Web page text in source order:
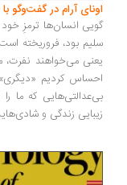
آرام در گفت‌وگو با
انسان‌ها ترمزِ خود را از
بود، فروریخته است. در
می‌خواهند نفرت، محورِ
کردیم «دیگری»
که ما را
زندگی و شادی‌هایش...